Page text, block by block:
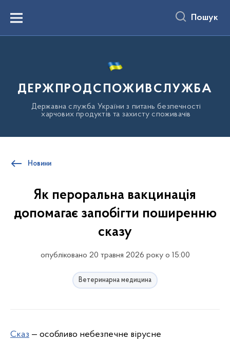
вмістуMenu Пошук
ДЕРЖПРОДСПОЖИВСЛУЖБА
Державна служба України з питань безпечності
харчових продуктів та захисту споживачів
Новини
Як пероральна вакцинація
допомагає запобігти поширенню
сказу
опубліковано 20 травня 2026 року о 15:00
Ветеринарна медицина
Сказ — особливо небезпечне вірусне